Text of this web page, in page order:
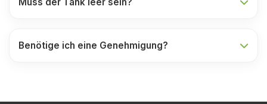
Benötige ich eine Genehmigung?